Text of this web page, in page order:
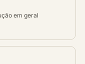
em geral